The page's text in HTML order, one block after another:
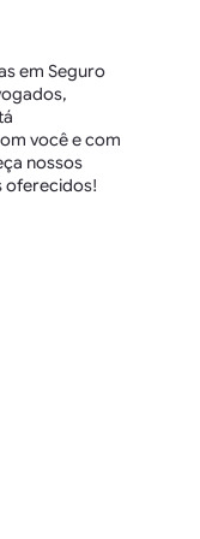
em Seguro
você e com
nossos
oferecidos!